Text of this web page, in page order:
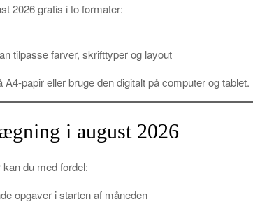
2026 gratis i to formater:
tilpasse farver, skrifttyper og layout
papir eller bruge den digitalt på computer og tablet.
i august 2026
du med fordel:
opgaver i starten af måneden